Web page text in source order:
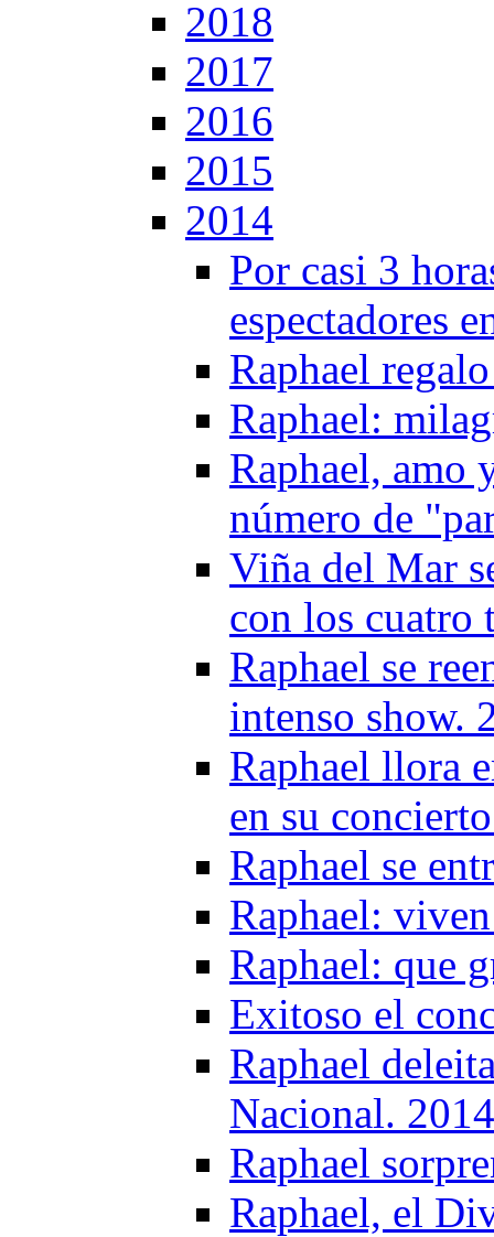
2018
2017
2016
2015
2014
Por casi 3
espectadores
Raphael
Raphael:
Raphael, amo
número de
Viña del Mar
con los cuatro
Raphael se
intenso show.
Raphael llora
en su
Raphael se
Raphael:
Raphael: que
Exitoso el
Raphael
Nacional. 2014
Raphael
Raphael, el